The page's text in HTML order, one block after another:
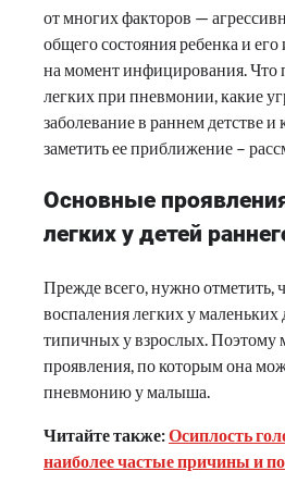
от многих факторов —
общего состояния ребенка и
на момент инфицирования. Что
легких при пневмонии, какие
заболевание в раннем детстве
заметить ее приближение –
Основные
легких у детей
Прежде всего, нужно отметить,
воспаления легких у маленьких
типичных у взрослых. Поэтому
проявления, по которым она
пневмонию у малыша.
Читайте также:Осиплость
наиболее частые причины и